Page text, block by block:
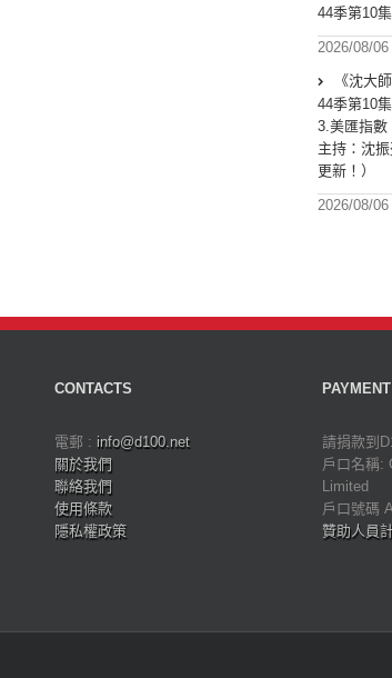
44季第10
2026/08/06
《沈大
44季第10
3.美匯指數
主持：沈
更新！）
2026/08/06
CONTACTS
電郵 : info@d100.net
關於我們
聯絡我們
使用條款
隱私權政策
請捐款到
戶口名稱:
Limited
戶口號碼
贊助人員